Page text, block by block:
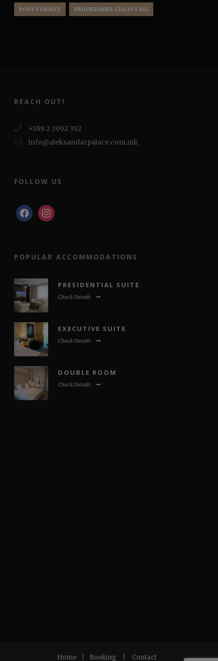
POST FORMAT PROPIEDADES CIALIS 5 MG
REACH OUT!
+389 2 3092 392
info@aleksandarpalace.com.mk
FOLLOW US
facebookinstagram
POPULAR ACCOMMODATIONS
PRESIDENTIAL SUITE
Check Details
EXECUTIVE SUITE
Check Details
DOUBLE ROOM
Check Details
Home Booking Contact